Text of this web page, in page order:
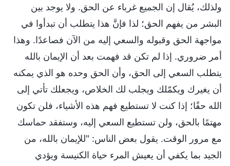
ولذلك، يُقال إن الجميع غرباء عن الحق. ولا يوجد بين
البشر من يفهم الحق؛ لذا فإنَّ هذا يتطلب أن تبدأوا في
مواجهة الحق وقبوله والسعي إليه من الآن فصاعدًا. وهذا
أمر ضروري. إذا لم تكن قد فهمت بعد أن الإيمان بالله
يتطلب السعي إلى الحق، وأن الحق وحده هو الذي يمكنه
أن يغيرك ويكمّلك ويجلب لك الخلاص، ويجعلك تأتي إلى
الله حقًا؛ إذا كنت لا تستطيع فهم هذه الأشياء، فلن تكون
مهتمًا بالحق، ولن تستطيع السعي إليه، وستفقد حماسك
مع مرور الوقت. يقول بعض الناس: "للإيمان بالله، من
الجيد بما يكفي أن يعيش المرء حياة الكنيسة ويؤدي